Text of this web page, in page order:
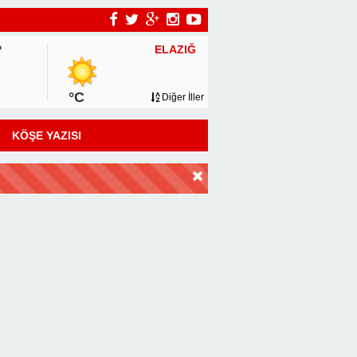
ELAZIĞ
°C Diğer İller
KÖŞE YAZISI